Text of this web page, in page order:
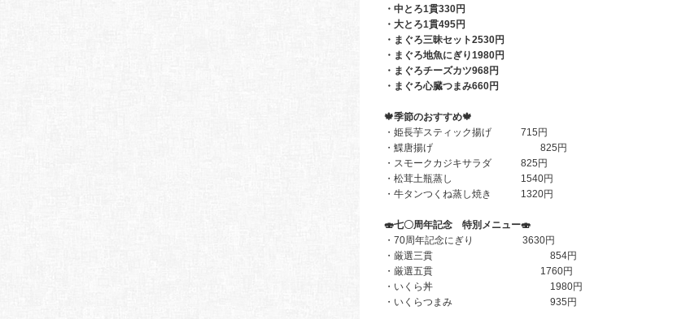
・中とろ1貫330円
・大とろ1貫495円
・まぐろ三昧セット2530円
・まぐろ地魚にぎり1980円
・まぐろチーズカツ968円
・まぐろ心臓つまみ660円
🍁季節のおすすめ🍁
・姫長芋スティック揚げ 715円
・鰈唐揚げ 825円
・スモークカジキサラダ 825円
・松茸土瓶蒸し 1540円
・牛タンつくね蒸し焼き 1320円
🍣七〇周年記念 特別メニュー🍣
・70周年記念にぎり 3630円
・厳選三貫 854円
・厳選五貫 1760円
・いくら丼 1980円
・いくらつまみ 935円